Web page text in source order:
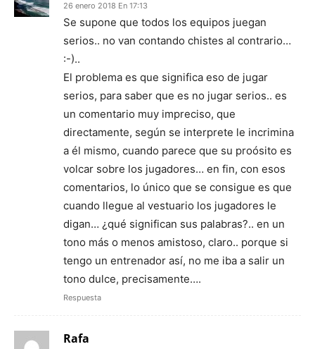
26 enero 2018 En 17:13
Se supone que todos los equipos juegan
serios.. no van contando chistes al contrario…
:-)..
El problema es que significa eso de jugar
serios, para saber que es no jugar serios.. es
un comentario muy impreciso, que
directamente, según se interprete le incrimina
a él mismo, cuando parece que su proósito es
volcar sobre los jugadores… en fin, con esos
comentarios, lo único que se consigue es que
cuando llegue al vestuario los jugadores le
digan… ¿qué significan sus palabras?.. en un
tono más o menos amistoso, claro.. porque si
tengo un entrenador así, no me iba a salir un
tono dulce, precisamente….
Respuesta
Rafa